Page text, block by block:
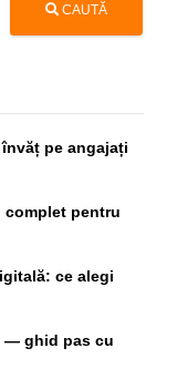
CAUTĂ
pe angajați
complet pentru
ce alegi
— ghid pas cu